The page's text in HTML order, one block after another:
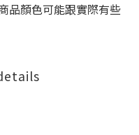
品顏色可能跟實際有些